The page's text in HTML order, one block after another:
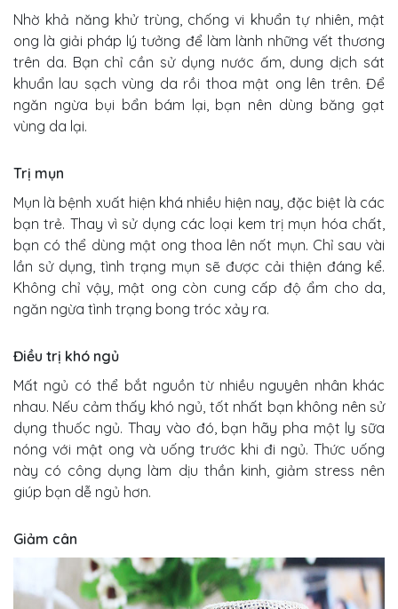
Nhờ khả năng khử trùng, chống vi khuẩn tự nhiên, mật
ong là giải pháp lý tưởng để làm lành những vết thương
trên da. Bạn chỉ cần sử dụng nước ấm, dung dịch sát
khuẩn lau sạch vùng da rồi thoa mật ong lên trên. Để
ngăn ngừa bụi bẩn bám lại, bạn nên dùng băng gạt
vùng da lại.
Trị mụn
Mụn là bệnh xuất hiện khá nhiều hiện nay, đặc biệt là các
bạn trẻ. Thay vì sử dụng các loại kem trị mụn hóa chất,
bạn có thể dùng mật ong thoa lên nốt mụn. Chỉ sau vài
lần sử dụng, tình trạng mụn sẽ được cải thiện đáng kể.
Không chỉ vậy, mật ong còn cung cấp độ ẩm cho da,
ngăn ngừa tình trạng bong tróc xảy ra.
Điều trị khó ngủ
Mất ngủ có thể bắt nguồn từ nhiều nguyên nhân khác
nhau. Nếu cảm thấy khó ngủ, tốt nhất bạn không nên sử
dụng thuốc ngủ. Thay vào đó, bạn hãy pha một ly sữa
nóng với mật ong và uống trước khi đi ngủ. Thức uống
này có công dụng làm dịu thần kinh, giảm stress nên
giúp bạn dễ ngủ hơn.
Giảm cân